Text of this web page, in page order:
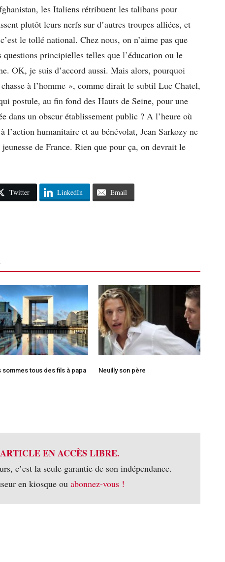
les Italiens rétribuent les talibans pour
plutôt leurs nerfs sur d’autres troupes alliées, et
le tollé national. Chez nous, on n’aime pas que
questions principielles telles que l’éducation ou le
OK, je suis d’accord aussi. Mais alors, pourquoi
à l’homme », comme dirait le subtil Luc Chatel,
postule, au fin fond des Hauts de Seine, pour une
dans un obscur établissement public ? A l’heure où
l’action humanitaire et au bénévolat, Jean Sarkozy ne
de France. Rien que pour ça, on devrait le
Twitter LinkedIn Email
sommes tous des fils à papa Neuilly son père
EN ACCÈS LIBRE.
c’est la seule garantie de son indépendance.
en kiosque ou abonnez-vous !